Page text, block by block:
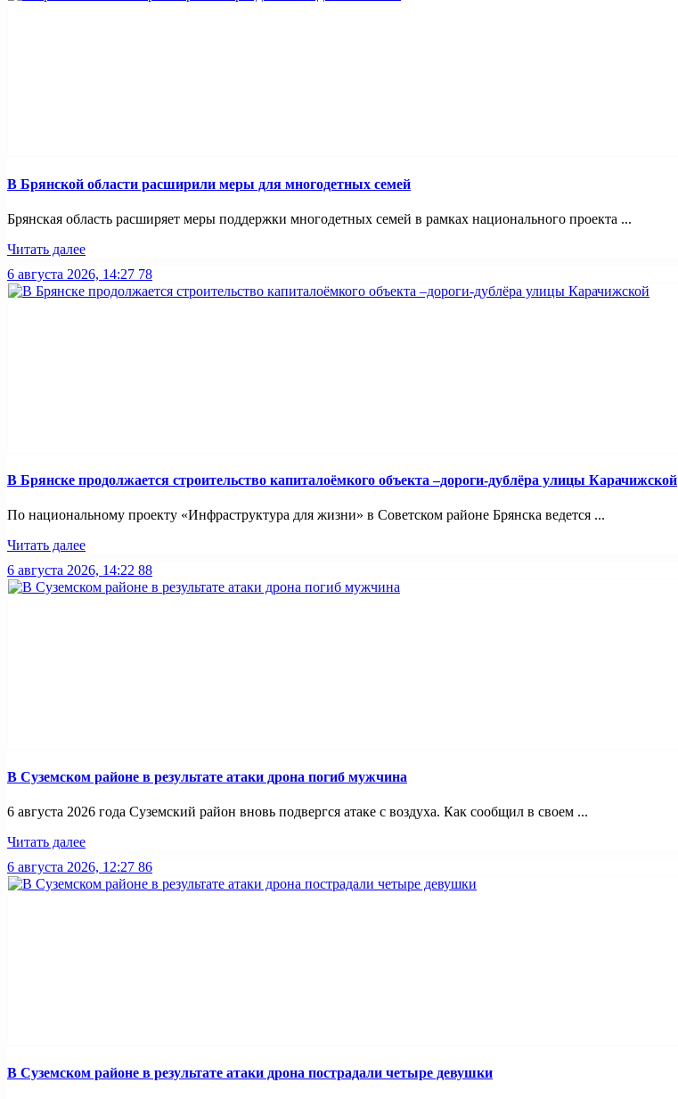
В Брянской области расширили меры для многодетных семей
Брянская область расширяет меры поддержки многодетных семей в рамках национального проекта ...
Читать далее
6 августа 2026, 14:27 78
В Брянске продолжается строительство капиталоёмкого объекта –дороги-дублёра улицы Карачижской
По национальному проекту «Инфраструктура для жизни» в Советском районе Брянска ведется ...
Читать далее
6 августа 2026, 14:22 88
В Суземском районе в результате атаки дрона погиб мужчина
6 августа 2026 года Суземский район вновь подвергся атаке с воздуха. Как сообщил в своем ...
Читать далее
6 августа 2026, 12:27 86
В Суземском районе в результате атаки дрона пострадали четыре девушки